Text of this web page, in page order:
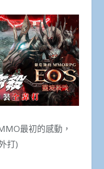
最初的感動，
打)